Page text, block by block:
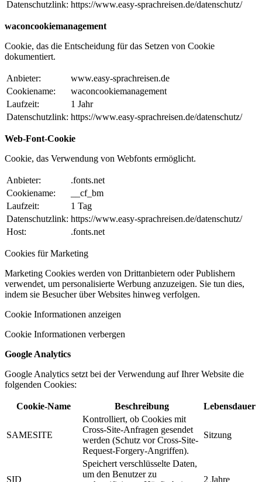
Datenschutzlink: https://www.easy-sprachreisen.de/datenschutz/
waconcookiemanagement
Cookie, das die Entscheidung für das Setzen von Cookie
dokumentiert.
Anbieter:
www.easy-sprachreisen.de
Cookiename:
waconcookiemanagement
Laufzeit:
1 Jahr
Datenschutzlink: https://www.easy-sprachreisen.de/datenschutz/
Web-Font-Cookie
Cookie, das Verwendung von Webfonts ermöglicht.
Anbieter:
.fonts.net
Cookiename:
__cf_bm
Laufzeit:
1 Tag
Datenschutzlink: https://www.easy-sprachreisen.de/datenschutz/
Host:
.fonts.net
Cookies für Marketing
Marketing Cookies werden von Drittanbietern oder Publishern
verwendet, um personalisierte Werbung anzuzeigen. Sie tun dies,
indem sie Besucher über Websites hinweg verfolgen.
Cookie Informationen anzeigen
Cookie Informationen verbergen
Google Analytics
Google Analytics setzt bei der Verwendung auf Ihrer Website die
folgenden Cookies:
Cookie-Name Beschreibung Lebensdauer
SAMESITE
Kontrolliert, ob Cookies mit
Cross-Site-Anfragen gesendet
werden (Schutz vor Cross-Site-
Request-Forgery-Angriffen).
Sitzung
SID
Speichert verschlüsselte Daten,
um den Benutzer zu
2 Jahre